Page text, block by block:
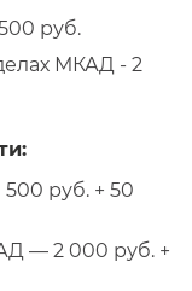
руб.
МКАД - 2
руб. + 50
— 2 000 руб. +